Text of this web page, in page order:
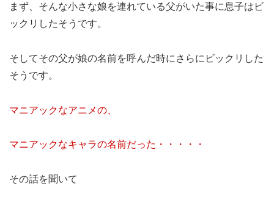
まず、そんな小さな娘を連れている父がいた事に息子はビ
ックリしたそうです。
そしてその父が娘の名前を呼んだ時にさらにビックリした
そうです。
マニアックなアニメの、
マニアックなキャラの名前だった・・・・・
その話を聞いて